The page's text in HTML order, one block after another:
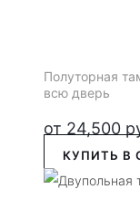
Полуторная
всю дверь
от 24,500
КУПИТЬ В